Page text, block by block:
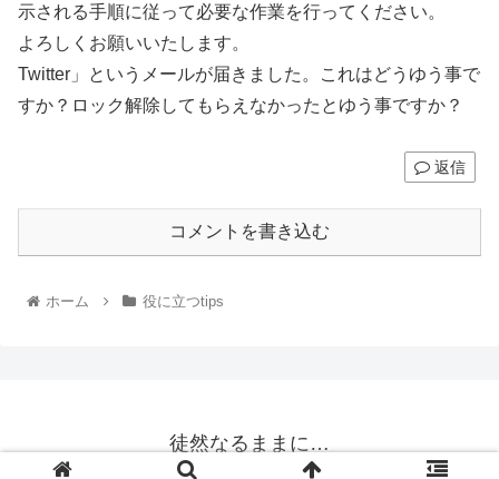
示される手順に従って必要な作業を行ってください。
よろしくお願いいたします。
Twitter」というメールが届きました。これはどうゆう事で
すか？ロック解除してもらえなかったとゆう事ですか？
返信
コメントを書き込む
ホーム 役に立つtips
徒然なるままに…